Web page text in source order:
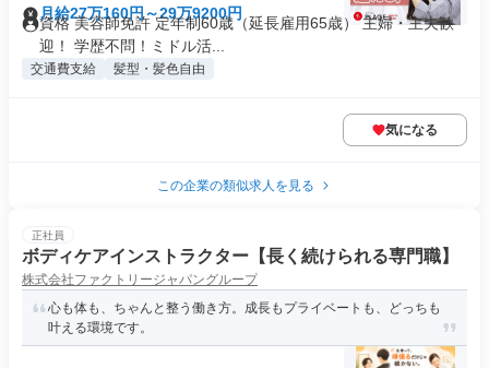
月給27万160円～29万9200円
資格 美容師免許 定年制60歳（延長雇用65歳） 主婦・主夫歓
迎！ 学歴不問！ミドル活...
交通費支給 髪型・髪色自由
気になる
この企業の類似求人を見る
正社員
ボディケアインストラクター【長く続けられる専門職】
株式会社ファクトリージャパングループ
心も体も、ちゃんと整う働き方。成長もプライベートも、どっちも
叶える環境です。